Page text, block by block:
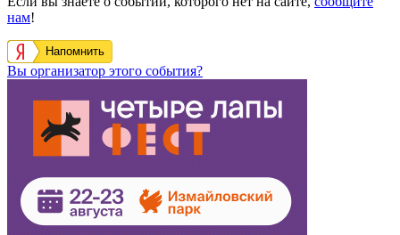
нам!
Напомнить
Вы организатор этого события?